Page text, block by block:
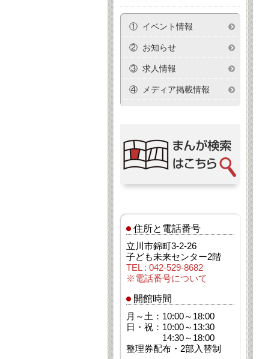
① イベント情報
② お知らせ
③ 求人情報
④ メディア掲載情報
住所と電話番号
立川市錦町3-2-26
子ども未来センター2階
TEL : 042-529-8682
※電話番号について
開館時間
月～土：10:00～18:00
日・祝：10:00～13:30
14:30～18:00
整理券配布・2部入替制